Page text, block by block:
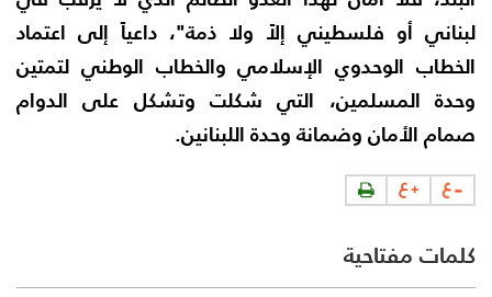
لبناني أو فلسطيني إلاً ولا ذمة"، داعياً إلى اعتماد
الخطاب الوحدوي الإسلامي والخطاب الوطني لتمتين
وحدة المسلمين، التي شكلت وتشكل على الدوام
صمام الأمان وضمانة وحدة اللبنانين.
كلمات مفتاحية